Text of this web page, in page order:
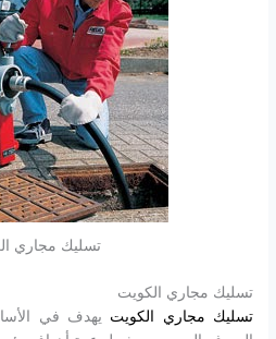
تسليك مجاري
تسليك مجاري الكويت
تسليك مجاري الكويت يهدف في